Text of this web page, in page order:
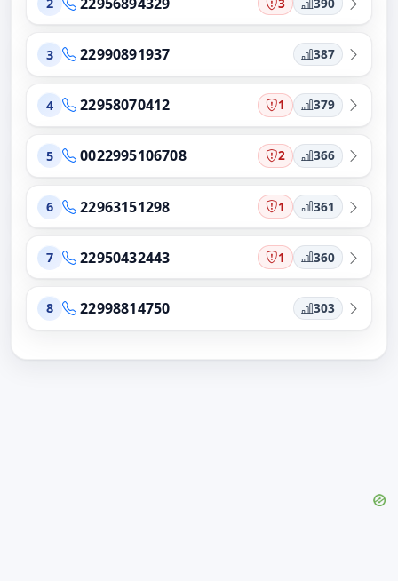
2
3 22990891937 387
4 22958070412 1 379
5 0022995106708 2 366
6 22963151298 1 361
7 22950432443 1 360
8 22998814750 303